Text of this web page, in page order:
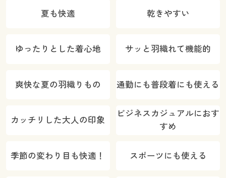
夏も快適 乾きやすい
ゆったりとした着心地 サッと羽織れて機能的
爽快な夏の羽織りもの 通勤にも普段着にも使える
カッチリした大人の印象
ビジネスカジュアルにおす
すめ
季節の変わり目も快適！ スポーツにも使える